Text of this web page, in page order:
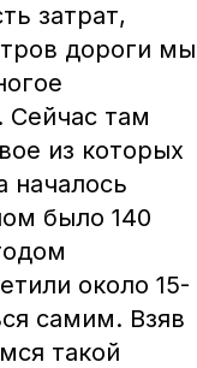
затрат,
дороги мы
Сейчас там
из которых
началось
было 140
около 15-
самим. Взяв
такой